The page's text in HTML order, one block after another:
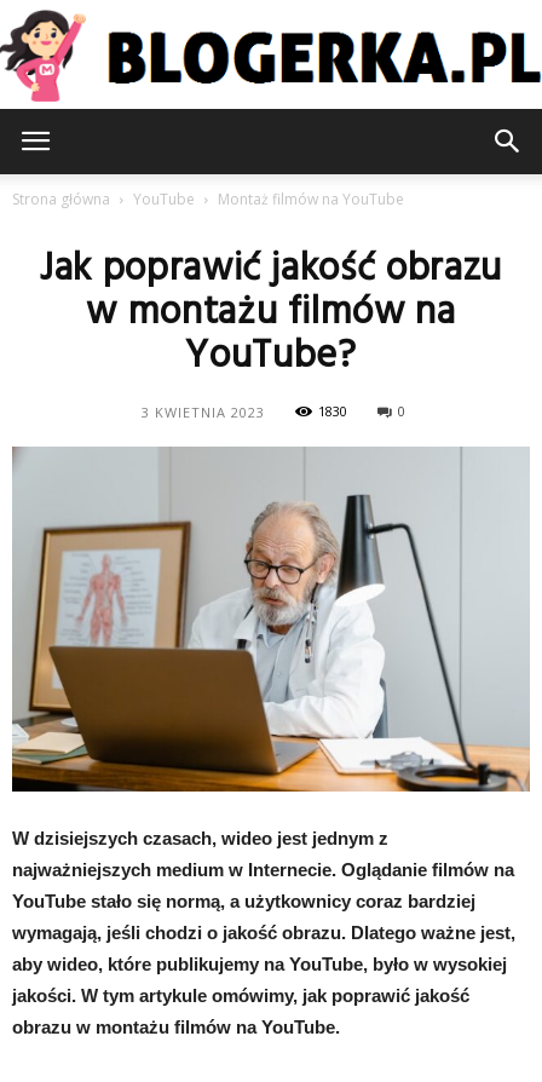
Strona główna YouTube Montaż filmów na YouTube
Jak poprawić jakość obrazu
w montażu filmów na
YouTube?
3 KWIETNIA 2023 1830 0
W dzisiejszych czasach, wideo jest jednym z
najważniejszych medium w Internecie. Oglądanie filmów na
YouTube stało się normą, a użytkownicy coraz bardziej
wymagają, jeśli chodzi o jakość obrazu. Dlatego ważne jest,
aby wideo, które publikujemy na YouTube, było w wysokiej
jakości. W tym artykule omówimy, jak poprawić jakość
obrazu w montażu filmów na YouTube.